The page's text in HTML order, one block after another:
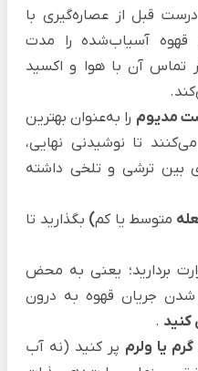
درست قبل از عصاره‌گیری با
قهوه آسیاب‌شده را مدت
تماس آن با هوا و اکسید
مدیوم را به‌عنوان بهترین
تا نوشیدنی نهایی،
بین ترشی و تلخی داشته
متوسط یا کم) بگذارید تا
بردارید؛ یعنی به محض
شدن جریان قهوه به درون
.
یا ولرم پر کنید (نه آب